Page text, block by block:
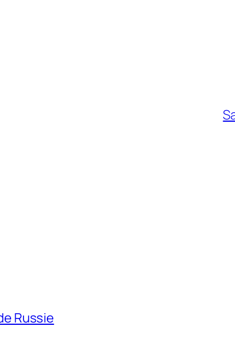
Russie